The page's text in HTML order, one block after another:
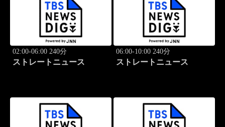
02:00-06:00 240分
ストレートニュース
06:00-10:00 240分
ストレートニュース